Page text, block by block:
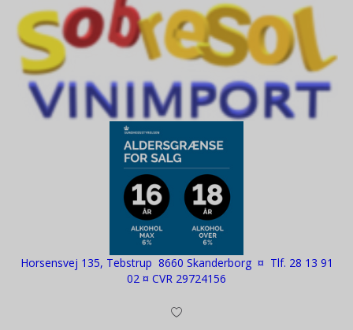
Horsensvej 135, Tebstrup 8660 Skanderborg ¤ Tlf. 28 13 91
02 ¤ CVR 29724156